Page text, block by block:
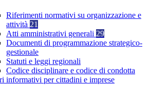
Riferimenti normativi su organizzazione e
attività 21
Atti amministrativi generali 29
Documenti di programmazione strategico-
gestionale
Statuti e leggi regionali
Codice disciplinare e codice di condotta
informativi per cittadini e imprese